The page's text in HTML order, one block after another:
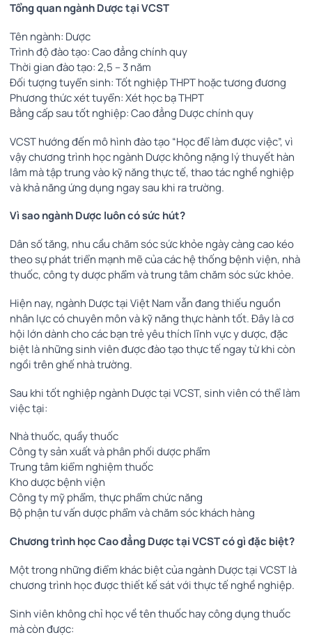
Tổng quan ngành Dược tại VCST
Tên ngành: Dược
Trình độ đào tạo: Cao đẳng chính quy
Thời gian đào tạo: 2,5 – 3 năm
Đối tượng tuyển sinh: Tốt nghiệp THPT hoặc tương đương
Phương thức xét tuyển: Xét học bạ THPT
Bằng cấp sau tốt nghiệp: Cao đẳng Dược chính quy
VCST hướng đến mô hình đào tạo “Học để làm được việc”, vì
vậy chương trình học ngành Dược không nặng lý thuyết hàn
lâm mà tập trung vào kỹ năng thực tế, thao tác nghề nghiệp
và khả năng ứng dụng ngay sau khi ra trường.
Vì sao ngành Dược luôn có sức hút?
Dân số tăng, nhu cầu chăm sóc sức khỏe ngày càng cao kéo
theo sự phát triển mạnh mẽ của các hệ thống bệnh viện, nhà
thuốc, công ty dược phẩm và trung tâm chăm sóc sức khỏe.
Hiện nay, ngành Dược tại Việt Nam vẫn đang thiếu nguồn
nhân lực có chuyên môn và kỹ năng thực hành tốt. Đây là cơ
hội lớn dành cho các bạn trẻ yêu thích lĩnh vực y dược, đặc
biệt là những sinh viên được đào tạo thực tế ngay từ khi còn
ngồi trên ghế nhà trường.
Sau khi tốt nghiệp ngành Dược tại VCST, sinh viên có thể làm
việc tại:
Nhà thuốc, quầy thuốc
Công ty sản xuất và phân phối dược phẩm
Trung tâm kiểm nghiệm thuốc
Kho dược bệnh viện
Công ty mỹ phẩm, thực phẩm chức năng
Bộ phận tư vấn dược phẩm và chăm sóc khách hàng
Chương trình học Cao đẳng Dược tại VCST có gì đặc biệt?
Một trong những điểm khác biệt của ngành Dược tại VCST là
chương trình học được thiết kế sát với thực tế nghề nghiệp.
Sinh viên không chỉ học về tên thuốc hay công dụng thuốc
mà còn được: